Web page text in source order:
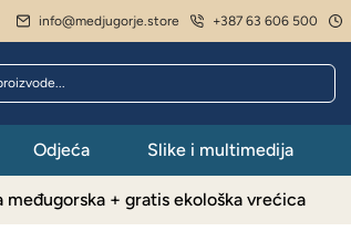
info@medjugorje.store +387 63 606 500
Odjeća Slike i multimedija
+ gratis ekološka vrećica